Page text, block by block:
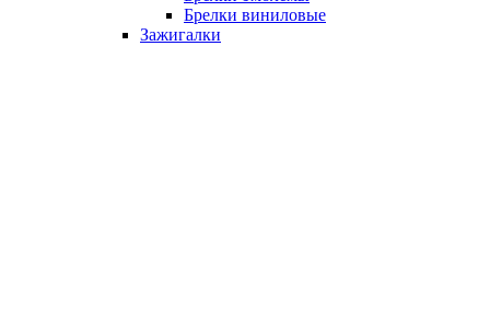
Брелки виниловые
Зажигалки